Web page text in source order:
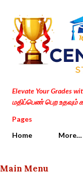
Elevate Your Grades
மதிப்பெண் பெற
Pages
Home
More…
Main Menu